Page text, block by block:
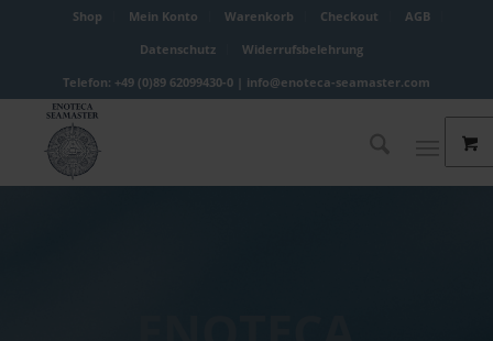
Shop Mein Konto Warenkorb Checkout
AGB
Datenschutz
Widerrufsbelehrung
Telefon: +49 (0)89 62099430-0 | info@enoteca-seamaster.com